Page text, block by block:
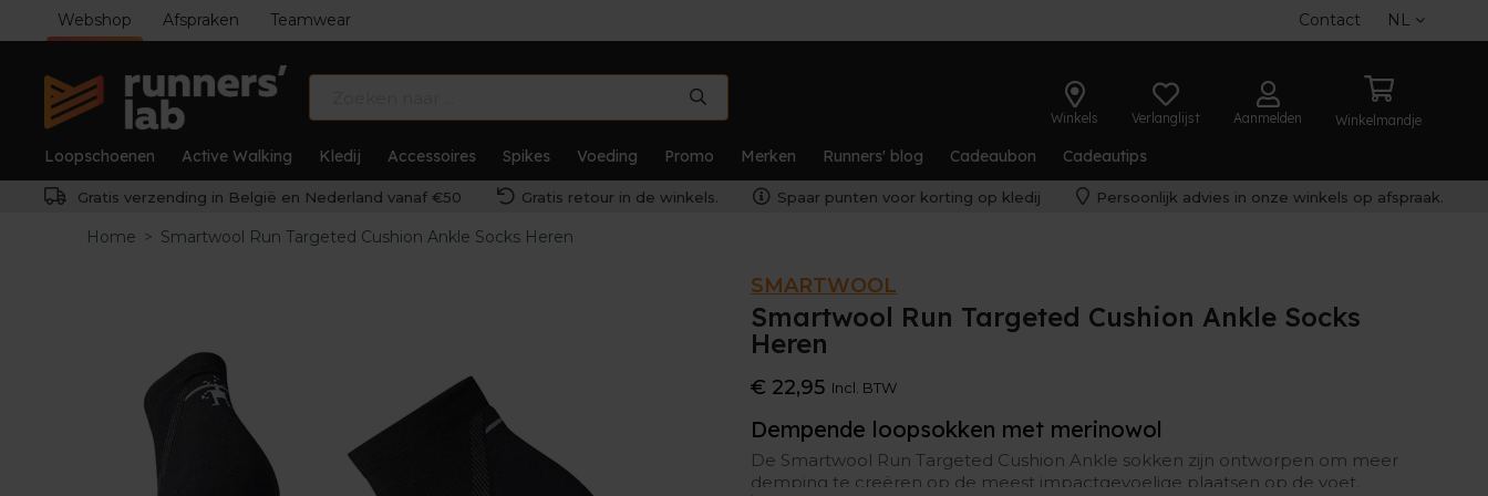
Webshop Afspraken Teamwear Contact NL
Winkels Verlanglijst Aanmelden Winkelmandje
Loopschoenen Active Walking Kledij Accessoires Spikes Voeding Promo Merken Runners' blog Cadeaubon Cadeautips
Gratis verzending in België en Nederland vanaf €50 Gratis retour in de winkels. Spaar punten voor korting op kledij Persoonlijk advies in onze winkels op afspraak.
Home > Smartwool Run Targeted Cushion Ankle Socks Heren
SMARTWOOL
Smartwool Run Targeted Cushion Ankle Socks
Heren
€ 22,95 Incl. BTW
Dempende loopsokken met merinowol
De Smartwool Run Targeted Cushion Ankle sokken zijn ontworpen om meer
demping te creëren op de meest impactgevoelige plaatsen op de voet.